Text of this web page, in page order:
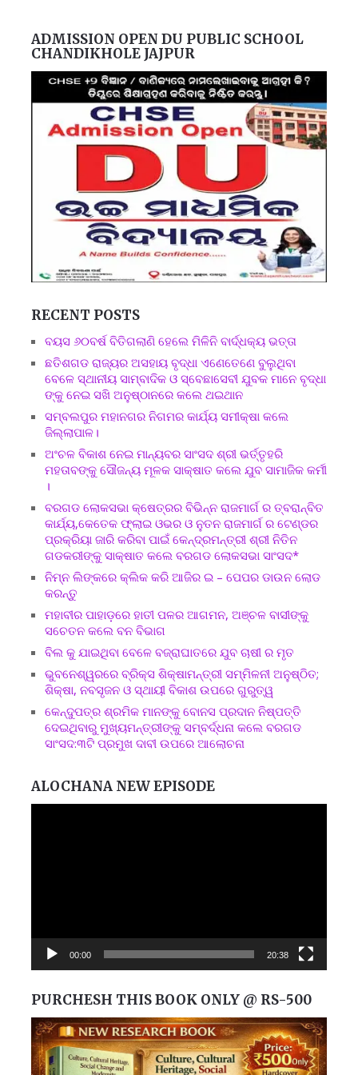
ADMISSION OPEN DU PUBLIC SCHOOL
CHANDIKHOLE JAJPUR
RECENT POSTS
ବୟସ ୬୦ବର୍ଷ ବିତିଗଲାଣି ହେଲେ ମିଳିନି ବାର୍ଦ୍ଧକ୍ୟ ଭତ୍ତା
ଛତିଶଗଡ ରାଜ୍ୟର ଅସହାୟ ବୃଦ୍ଧା ଏଣେତେଣେ ବୁଲୁଥିବା
ବେଳେ ସ୍ଥାନୀୟ ସାମ୍ବାଦିକ ଓ ସ୍ବେଛାସେବୀ ଯୁବକ ମାନେ ବୃଦ୍ଧା
ଙ୍କୁ ନେଇ ସଖି ଅନୁଷ୍ଠାନରେ କଲେ ଥଇଥାନ
ସମ୍ବଲପୁର ମହାନଗର ନିଗମର କାର୍ଯ୍ୟ ସମୀକ୍ଷା କଲେ
ଜିଲ୍ଲାପାଳ।
ଅଂଚଳ ବିକାଶ ନେଇ ମାନ୍ୟବର ସାଂସଦ ଶ୍ରୀ ଭର୍ତ୍ତୃହରି
ମହତାବଙ୍କୁ ସୌଜନ୍ୟ ମୂଳକ ସାକ୍ଷାତ କଲେ ଯୁବ ସାମାଜିକ କର୍ମୀ
।
ବରଗଡ ଲୋକସଭା କ୍ଷେତ୍ରର ବିଭିନ୍ନ ରାଜମାର୍ଗ ର ତ୍ବରାନ୍ବିତ
କାର୍ଯ୍ୟ,କେତେକ ଫ୍ଲାଇ ଓଭର ଓ ନୁତନ ରାଜମାର୍ଗ ର ଟେଣ୍ଡର
ପ୍ରକ୍ରିୟା ଜାରି କରିବା ପାଇଁ କେନ୍ଦ୍ରମନ୍ତ୍ରୀ ଶ୍ରୀ ନିତିନ
ଗଡକରୀଙ୍କୁ ସାକ୍ଷାତ କଲେ ବରଗଡ ଲୋକସଭା ସାଂସଦ*
ନିମ୍ନ ଲିଙ୍କରେ କ୍ଲିକ କରି ଆଜିର ଇ – ପେପର ଡାଉନ ଲୋଡ
କରନ୍ତୁ
ମହାବୀର ପାହାଡ଼ରେ ହାତୀ ପଳର ଆଗମନ, ଅଞ୍ଚଳ ବାସୀଙ୍କୁ
ସଚେତନ କଲେ ବନ ବିଭାଗ
ବିଲ କୁ ଯାଇଥିବା ବେଳେ ବଜ୍ରାଘାତରେ ଯୁବ ଚାଷୀ ର ମୃତ
ଭୁବନେଶ୍ୱରରେ ବ୍ରିକ୍ସ ଶିକ୍ଷାମନ୍ତ୍ରୀ ସମ୍ମିଳନୀ ଅନୁଷ୍ଠିତ;
ଶିକ୍ଷା, ନବସୃଜନ ଓ ସ୍ଥାୟୀ ବିକାଶ ଉପରେ ଗୁରୁତ୍ୱ
କେନ୍ଦୁପତ୍ର ଶ୍ରମିକ ମାନଙ୍କୁ ବୋନସ ପ୍ରଦାନ ନିଷ୍ପତ୍ତି
ଦେଇଥିବାରୁ ମୁଖ୍ୟମନ୍ତ୍ରୀଙ୍କୁ ସମ୍ବର୍ଦ୍ଧନା କଲେ ବରଗଡ
ସାଂସଦ:୩ଟି ପ୍ରମୁଖ ଦାବୀ ଉପରେ ଆଲୋଚନା
ALOCHANA NEW EPISODE
00:00 20:38
PURCHESH THIS BOOK ONLY @ RS-500